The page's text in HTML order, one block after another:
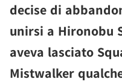
decise di
unirsi a Hironobu
aveva lasciato
Mistwalker